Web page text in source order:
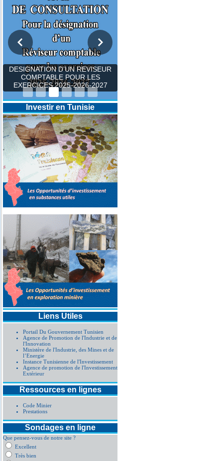
DESIGNATION D’UN
COMPTABLE POUR
EXERCICES 2025-2026-
Investir en Tunisie
Liens Utiles
Portail Du Gouvernement Tunisien
Agence de Promotion de l'Industrie et de
l'Innovation
Ministère de l'Industrie, des Mines et de
l’Energie
Instance Tunisienne de l'Investissement
Agence de promotion de l'Investissement
Extérieur
Ressources en lignes
Code Minier
Prestations
Sondages en ligne
Que pensez-vous de notre site ?
Excellent
Très bien